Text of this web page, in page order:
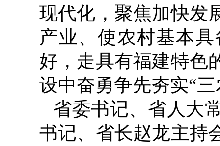
现代化，聚焦加快发
产业、使农村基本
好，走具有福建特色
设中奋勇争先夯实“
省委书记、省人大
书记、省长赵龙主持